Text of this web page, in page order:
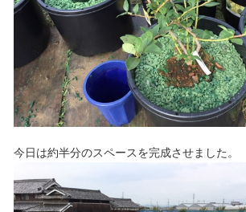
今日は約半分のスペースを完成させました。